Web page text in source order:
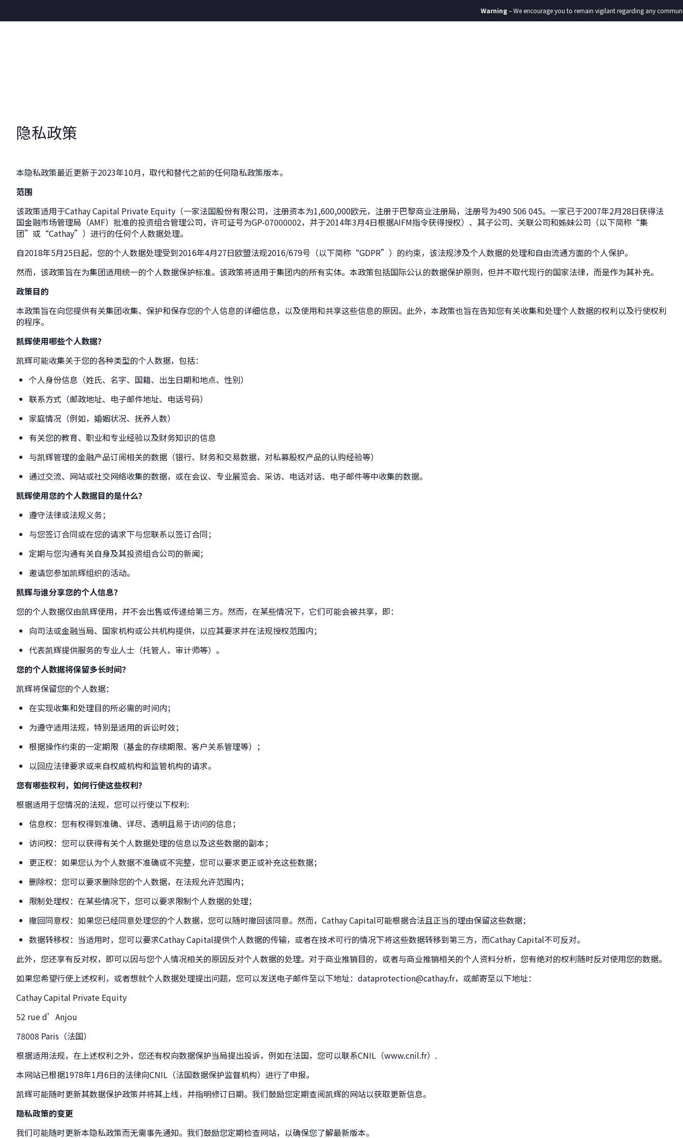
Warning– We encourage you to remain vigilant regarding any
隐私政策
本隐私政策最近更新于2023年10月，取代和替代之前的任何隐私政策版本。
范围
该政策适用于Cathay Capital Private Equity（一家法国股份有限公司，注册资本为1,600,000欧元，注册于巴黎商业注册局，注册号为490 506 045。一家已于2007年2月28日获得法
国金融市场管理局（AMF）批准的投资组合管理公司，许可证号为GP-07000002，并于2014年3月4日根据AIFM指令获得授权）、其子公司、关联公司和姊妹公司（以下简称“集
团”或“Cathay”）进行的任何个人数据处理。
自2018年5月25日起，您的个人数据处理受到2016年4月27日欧盟法规2016/679号（以下简称“GDPR”）的约束，该法规涉及个人数据的处理和自由流通方面的个人保护。
然而，该政策旨在为集团适用统一的个人数据保护标准。该政策将适用于集团内的所有实体。本政策包括国际公认的数据保护原则，但并不取代现行的国家法律，而是作为其补充。
政策目的
本政策旨在向您提供有关集团收集、保护和保存您的个人信息的详细信息，以及使用和共享这些信息的原因。此外，本政策也旨在告知您有关收集和处理个人数据的权利以及行使权利
的程序。
凯辉使用哪些个人数据？
凯辉可能收集关于您的各种类型的个人数据，包括：
个人身份信息（姓氏、名字、国籍、出生日期和地点、性别）
联系方式（邮政地址、电子邮件地址、电话号码）
家庭情况（例如，婚姻状况、抚养人数）
有关您的教育、职业和专业经验以及财务知识的信息
与凯辉管理的金融产品订阅相关的数据（银行、财务和交易数据，对私募股权产品的认购经验等）
通过交流、网站或社交网络收集的数据，或在会议、专业展览会、采访、电话对话、电子邮件等中收集的数据。
凯辉使用您的个人数据目的是什么？
遵守法律或法规义务；
与您签订合同或在您的请求下与您联系以签订合同；
定期与您沟通有关自身及其投资组合公司的新闻；
邀请您参加凯辉组织的活动。
凯辉与谁分享您的个人信息？
您的个人数据仅由凯辉使用，并不会出售或传递给第三方。然而，在某些情况下，它们可能会被共享，即：
向司法或金融当局、国家机构或公共机构提供，以应其要求并在法规授权范围内；
代表凯辉提供服务的专业人士（托管人、审计师等）。
您的个人数据将保留多长时间？
凯辉将保留您的个人数据：
在实现收集和处理目的所必需的时间内；
为遵守适用法规，特别是适用的诉讼时效；
根据操作约束的一定期限（基金的存续期限、客户关系管理等）；
以回应法律要求或来自权威机构和监管机构的请求。
您有哪些权利，如何行使这些权利？
根据适用于您情况的法规，您可以行使以下权利:
信息权：您有权得到准确、详尽、透明且易于访问的信息；
访问权：您可以获得有关个人数据处理的信息以及这些数据的副本；
更正权：如果您认为个人数据不准确或不完整，您可以要求更正或补充这些数据；
删除权：您可以要求删除您的个人数据，在法规允许范围内；
限制处理权：在某些情况下，您可以要求限制个人数据的处理；
撤回同意权：如果您已经同意处理您的个人数据，您可以随时撤回该同意。然而，Cathay Capital可能根据合法且正当的理由保留这些数据；
数据转移权：当适用时，您可以要求Cathay Capital提供个人数据的传输，或者在技术可行的情况下将这些数据转移到第三方，而Cathay Capital不可反对。
此外，您还享有反对权，即可以因与您个人情况相关的原因反对个人数据的处理。对于商业推销目的，或者与商业推销相关的个人资料分析，您有绝对的权利随时反对使用您的数据。
如果您希望行使上述权利，或者想就个人数据处理提出问题，您可以发送电子邮件至以下地址： dataprotection@cathay.fr，或邮寄至以下地址：
Cathay Capital Private Equity
52 rue d’Anjou
78008 Paris（法国）
根据适用法规，在上述权利之外，您还有权向数据保护当局提出投诉，例如在法国，您可以联系CNIL（www.cnil.fr）.
本网站已根据1978年1月6日的法律向CNIL（法国数据保护监督机构）进行了申报。
凯辉可能随时更新其数据保护政策并将其上线，并指明修订日期。我们鼓励您定期查阅凯辉的网站以获取更新信息。
隐私政策的变更
我们可能随时更新本隐私政策而无需事先通知。我们鼓励您定期检查网站，以确保您了解最新版本。